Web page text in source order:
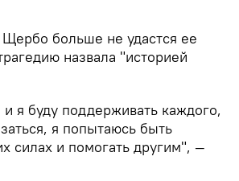
Щербо больше не удастся ее
назвала "историей
я буду поддерживать каждого,
я попытаюсь быть
силах и помогать другим", —